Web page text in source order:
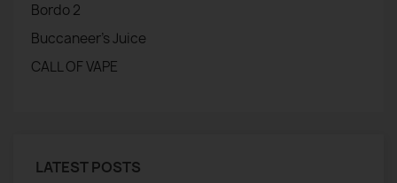
Bordo 2
Buccaneer's Juice
CALL OF VAPE
LATEST POSTS